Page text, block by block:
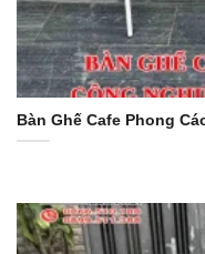
Bàn Ghế Cafe Phong